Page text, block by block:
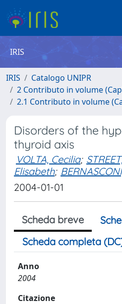
IRIS
IRIS
Catalogo UNIPR
2 Contributo in volume
2.1 Contributo in volume
Disorders of the
thyroid axis
VOLTA, Cecilia;
Elisabeth;
2004-01-01
Scheda breve
Scheda completa
Anno
2004
Citazione